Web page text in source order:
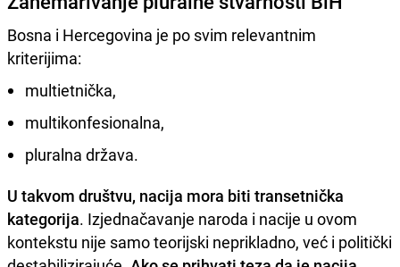
Bosna i Hercegovina je po svim relevantnim
kriterijima:
multietnička,
multikonfesionalna,
pluralna država.
U takvom društvu, nacija mora biti transetnička
kategorija. Izjednačavanje naroda i nacije u ovom
kontekstu nije samo teorijski neprikladno, već i politički